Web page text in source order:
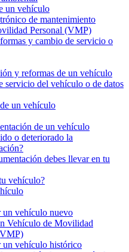
un vehículo
de mantenimiento
Personal (VMP)
y cambio de servicio o
y reformas de un vehículo
servicio del vehículo o de datos
un vehículo
de un vehículo
o deteriorado la
debes llevar en tu
vehículo?
un vehículo nuevo
Vehículo de Movilidad
un vehículo histórico